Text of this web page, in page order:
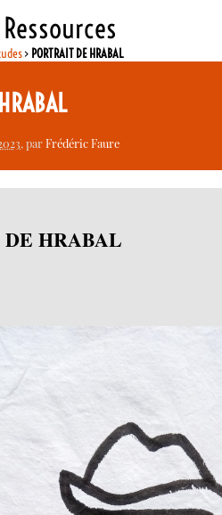
> PORTRAIT DE HRABAL
, parFrédéric Faure
HRABAL